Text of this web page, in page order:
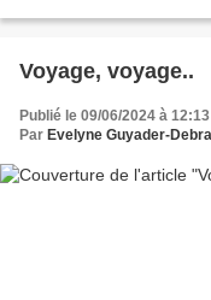
Voyage, voyage..
Publié le 09/06/2024 à 12:13
Par Evelyne Guyader-